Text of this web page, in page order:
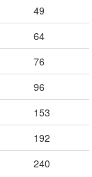
49
64
76
96
153
192
240